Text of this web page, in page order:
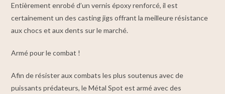
Entièrement enrobé d’un vernis époxy renforcé, il est
certainement un des casting jigs offrant la meilleure résistance
aux chocs et aux dents sur le marché.
Armé pour le combat !
Afin de résister aux combats les plus soutenus avec de
puissants prédateurs, le Métal Spot est armé avec des